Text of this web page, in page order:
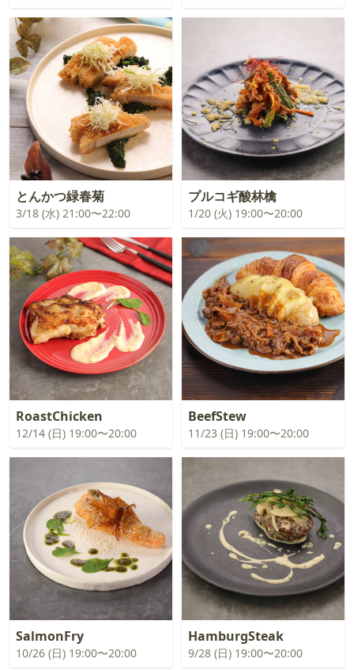
とんかつ緑春菊
3/18 (水) 21:00〜22:00
プルコギ酸林檎
1/20 (火) 19:00〜20:00
RoastChicken
12/14 (日) 19:00〜20:00
BeefStew
11/23 (日) 19:00〜20:00
SalmonFry
10/26 (日) 19:00〜20:00
HamburgSteak
9/28 (日) 19:00〜20:00